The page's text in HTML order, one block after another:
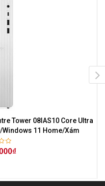
Tower 08IAS10 Core Ultra
Windows 11 Home/Xám